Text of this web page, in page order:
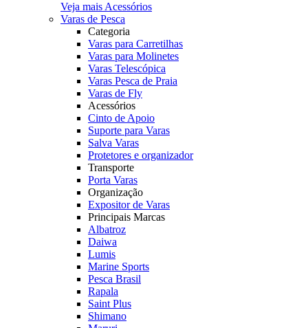
Veja mais Acessórios
Varas de Pesca
Categoria
Varas para Carretilhas
Varas para Molinetes
Varas Telescópica
Varas Pesca de Praia
Varas de Fly
Acessórios
Cinto de Apoio
Suporte para Varas
Salva Varas
Protetores e organizador
Transporte
Porta Varas
Organização
Expositor de Varas
Principais Marcas
Albatroz
Daiwa
Lumis
Marine Sports
Pesca Brasil
Rapala
Saint Plus
Shimano